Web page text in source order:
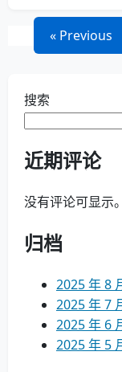
导
航
« Previous
搜索
近期评论
没有评论可显示。
归档
2025 年 8
2025 年 7
2025 年 6
2025 年 5